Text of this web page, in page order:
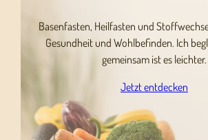
Basenfasten, Heilfasten und
Gesundheit und Wohlbefinden. Ich
gemeinsam ist es leichter.
Jetzt entdecken